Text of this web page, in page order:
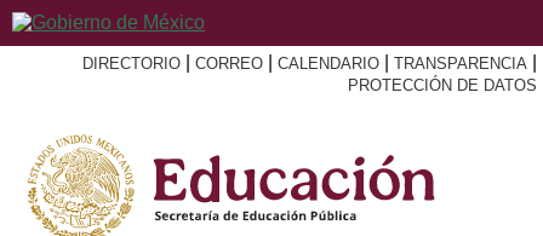
DIRECTORIO CORREO CALENDARIO TRANSPARENCIA
PROTECCIÓN DE DATOS